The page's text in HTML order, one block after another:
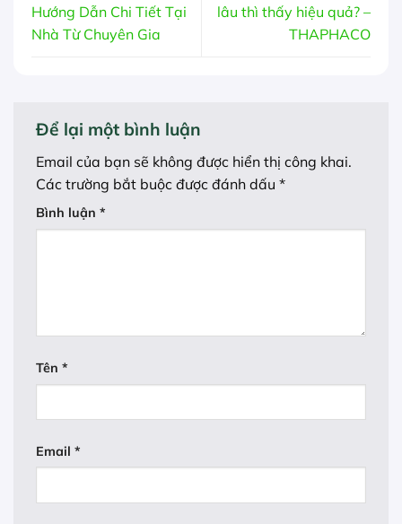
Hướng Dẫn Chi Tiết Tại
Nhà Từ Chuyên Gia
lâu thì thấy hiệu quả? –
THAPHACO
Để lại một bình luận
Email của bạn sẽ không được hiển thị công khai.
Các trường bắt buộc được đánh dấu *
Bình luận *
Tên *
Email *